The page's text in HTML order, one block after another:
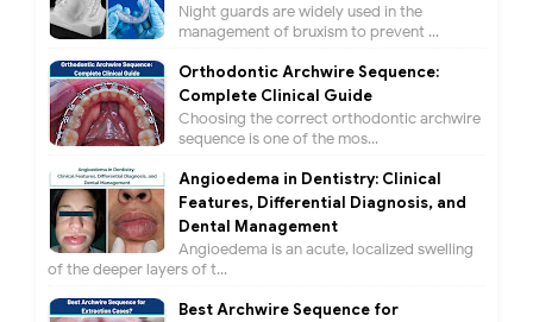
Night guards are widely used in the
management of bruxism to prevent ...
Orthodontic Archwire Sequence:
Complete Clinical Guide
Choosing the correct orthodontic archwire
sequence is one of the mos...
Angioedema in Dentistry: Clinical
Features, Differential Diagnosis, and
Dental Management
Angioedema is an acute, localized swelling
of the deeper layers of t...
Best Archwire Sequence for